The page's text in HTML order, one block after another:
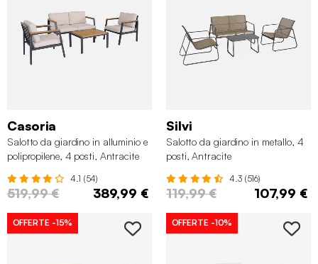
Casoria
Salotto da giardino in alluminio e
polipropilene, 4 posti, Antracite
4.1 (54)
519,99 € 389,99 €
Silvi
Salotto da giardino in metallo, 4
posti, Antracite
4.3 (516)
119,99 € 107,99 €
OFFERTE -15% OFFERTE -10%